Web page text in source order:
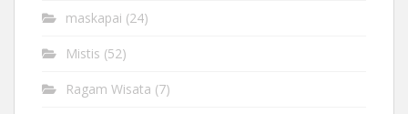
maskapai (24)
Mistis (52)
Ragam Wisata (7)